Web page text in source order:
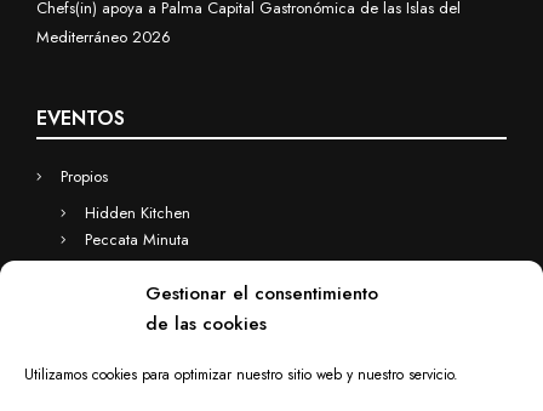
Gestionar el consentimiento
de las cookies
Utilizamos cookies para optimizar nuestro sitio web y nuestro servicio.
Chefs(in) apoya a Palma Capital Gastronómica de las Islas del
Mediterráneo 2026
EVENTOS
Propios
Hidden Kitchen
Peccata Minuta
Eventos a medida
Hidden Kitchen Business